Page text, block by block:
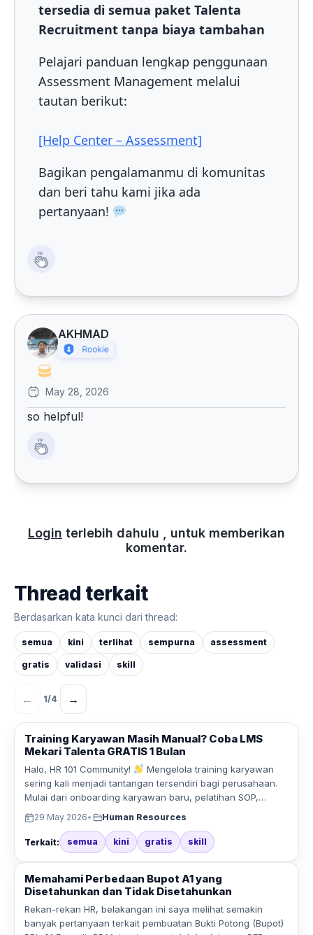
tersedia di semua paket Talenta
Recruitment tanpa biaya tambahan
Pelajari panduan lengkap penggunaan
Assessment Management melalui
tautan berikut:
[Help Center – Assessment]
Bagikan pengalamanmu di komunitas
dan beri tahu kami jika ada
pertanyaan!
AKHMAD
May 28, 2026
so helpful!
Login terlebih dahulu , untuk memberikan
komentar.
Thread terkait
Berdasarkan kata kunci dari thread:
semua kini terlihat sempurna assessment
gratis validasi skill
← 1/4 →
Training Karyawan Masih Manual? Coba LMS
Mekari Talenta GRATIS 1 Bulan
Halo, HR 101 Community!
Mengelola training karyawan
sering kali menjadi tantangan tersendiri bagi perusahaan.
Mulai dari onboarding karyawan baru, pelatihan SOP,…
29 May 2026• Human Resources
Terkait: semua kini gratis skill
Memahami Perbedaan Bupot A1 yang
Disetahunkan dan Tidak Disetahunkan
Rekan-rekan HR, belakangan ini saya melihat semakin
banyak pertanyaan terkait pembuatan Bukti Potong (Bupot)